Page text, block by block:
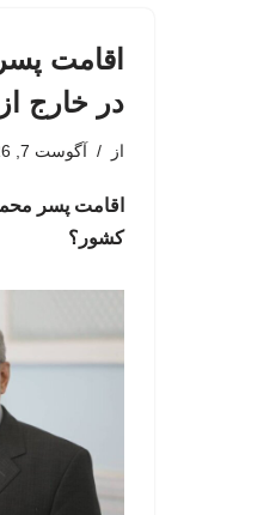
اقامت
در خارج
از آگوست 7, 2026
اقامت پسر
کشور؟